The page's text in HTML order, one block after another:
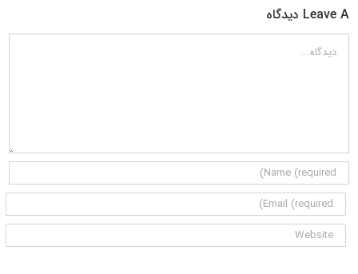
Leave A دیدگاه
دیدگاه